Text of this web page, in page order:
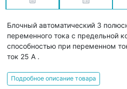
Блочный автоматический 3
переменного тока с предельной
способностью при переменном
ток 25 А .
Подробное описание товара